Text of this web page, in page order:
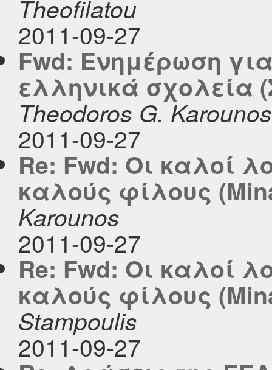
Theofilatou
2011-09-27
Fwd: Ενημέρωση
ελληνικά σχολεία
Theodoros G. Karounos
2011-09-27
Re: Fwd: Οι καλοί
καλούς φίλους
Karounos
2011-09-27
Re: Fwd: Οι καλοί
καλούς φίλους
Stampoulis
2011-09-27